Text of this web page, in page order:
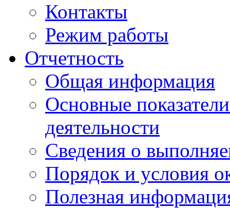
Контакты
Режим работы
Отчетность
Общая информация
Основные
деятельности
Сведения о
Порядок и условия
Полезная